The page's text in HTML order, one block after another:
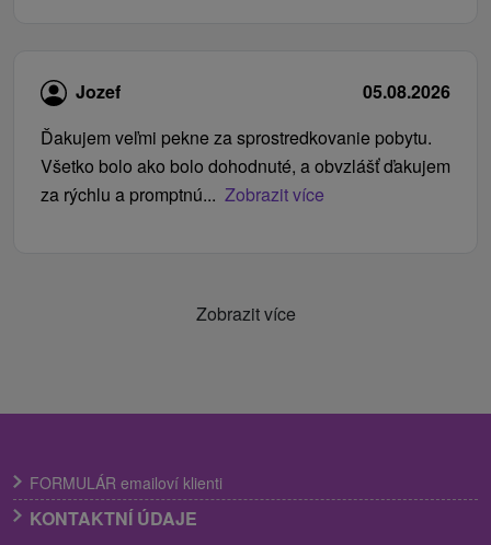
Jozef
05.08.2026
Ďakujem veľmi pekne za sprostredkovanie pobytu.
Všetko bolo ako bolo dohodnuté, a obvzlášť ďakujem
za rýchlu a promptnú... Zobrazit více
Zobrazit více
FORMULÁR emailoví klienti
KONTAKTNÍ ÚDAJE